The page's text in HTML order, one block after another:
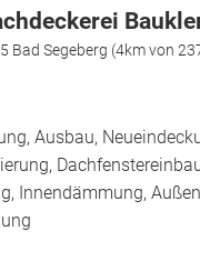
Bad Segeberg (4km von
Ausbau,
Innendämmung,